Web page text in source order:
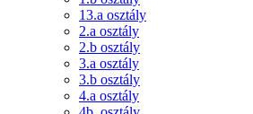
13.a osztály
2.a osztály
2.b osztály
3.a osztály
3.b osztály
4.a osztály